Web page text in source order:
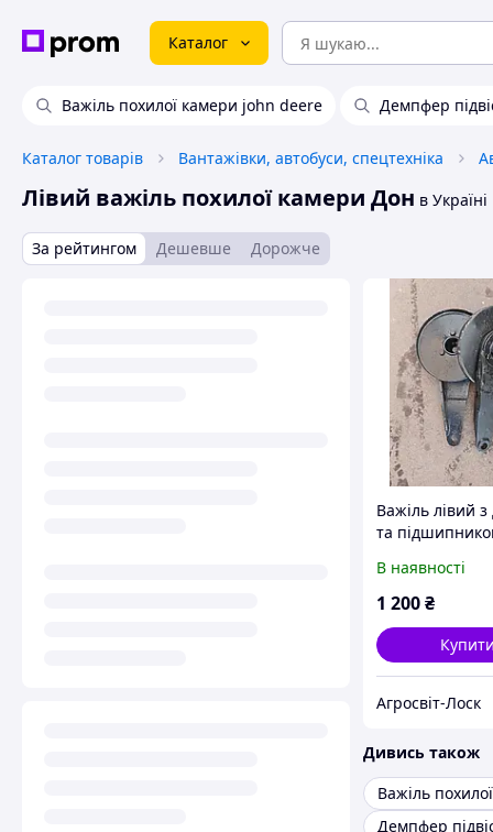
Каталог
Важіль похилої камери john deere Демпфер
Каталог товарів Вантажівки, автобуси, спецтехніка
Лівий важіль похилої камери Дон в Україні
За рейтингом Дешевше Дорожче
Важіль лівий
та
камери ДОН-
РСМ-
В наявності
1 200₴
Купити
Агросвіт-Лоск
Дивись також